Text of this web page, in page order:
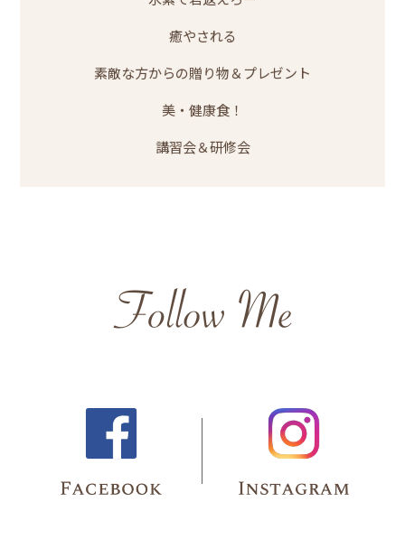
癒やされる
素敵な方からの贈り物＆プレゼント
美・健康食！
講習会＆研修会